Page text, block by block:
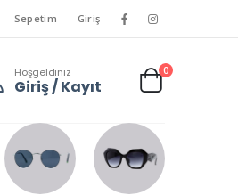
Sepetim Giriş
Hoşgeldiniz
Giriş / Kayıt
0